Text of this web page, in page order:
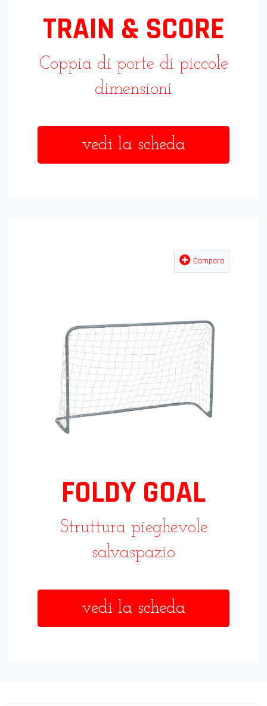
TRAIN & SCORE
Coppia di porte di piccole
dimensioni
vedi la scheda
Compara
FOLDY GOAL
Struttura pieghevole
salvaspazio
vedi la scheda